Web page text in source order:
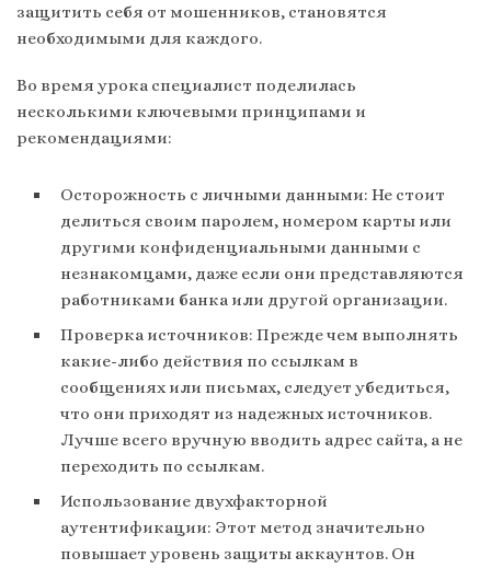
защитить себя от мошенников, становятся
необходимыми для каждого.
Во время урока специалист поделилась
несколькими ключевыми принципами и
рекомендациями:
Осторожность с личными данными: Не стоит
делиться своим паролем, номером карты или
другими конфиденциальными данными с
незнакомцами, даже если они представляются
работниками банка или другой организации.
Проверка источников: Прежде чем выполнять
какие-либо действия по ссылкам в
сообщениях или письмах, следует убедиться,
что они приходят из надежных источников.
Лучше всего вручную вводить адрес сайта, а не
переходить по ссылкам.
Использование двухфакторной
аутентификации: Этот метод значительно
повышает уровень защиты аккаунтов. Он